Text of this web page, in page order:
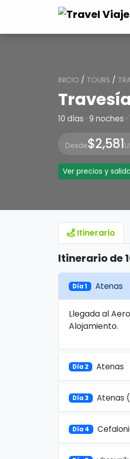
INICIO / TOURS /
10 días · 9 noches
Desde$2,581
Ver precios y
Itinerario
Itinerario de
Día 1 Atenas
Llegada al
Alojamiento.
Día 2 Atenas
Día 3 Atenas
Día 4